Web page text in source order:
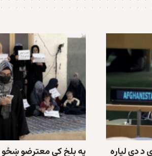
د دې لپاره
په بلخ کې معترضو ښځو